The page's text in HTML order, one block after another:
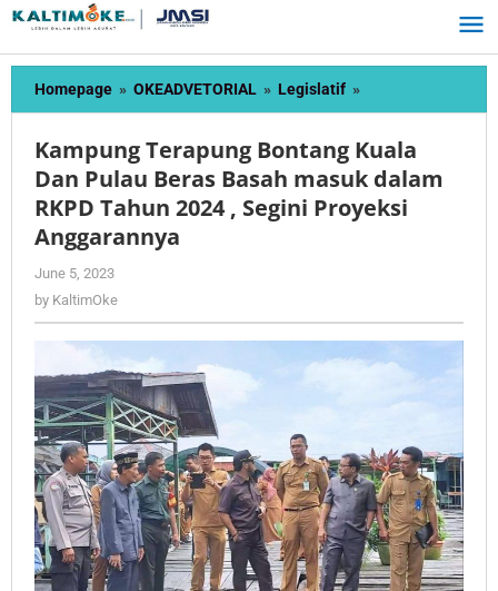
Skip
content
Homepage » OKEADVETORIAL » Legislatif »
Terapung
Kuala
Dan
Pulau
RKPD
Tahun
2024
Anggarannya
Kampung Terapung Bontang Kuala
Dan Pulau Beras Basah masuk dalam
RKPD Tahun 2024 , Segini Proyeksi
Anggarannya
June 5, 2023
by KaltimOke